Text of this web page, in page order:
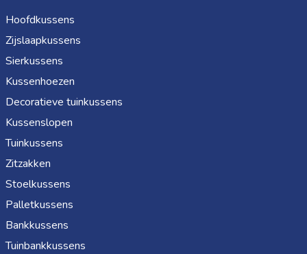
Hoofdkussens
Zijslaapkussens
Sierkussens
Kussenhoezen
Decoratieve tuinkussens
Kussenslopen
Tuinkussens
Zitzakken
Stoelkussens
Palletkussens
Bankkussens
Tuinbankkussens